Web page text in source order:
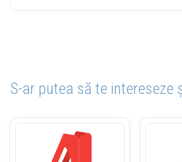
S-ar putea să te intereseze